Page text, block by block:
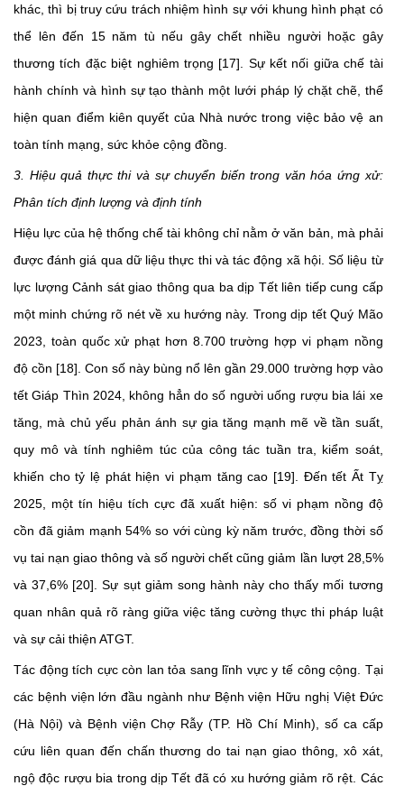
khác, thì bị truy cứu trách nhiệm hình sự với khung hình phạt có
thể lên đến 15 năm tù nếu gây chết nhiều người hoặc gây
thương tích đặc biệt nghiêm trọng [17]. Sự kết nối giữa chế tài
hành chính và hình sự tạo thành một lưới pháp lý chặt chẽ, thể
hiện quan điểm kiên quyết của Nhà nước trong việc bảo vệ an
toàn tính mạng, sức khỏe cộng đồng.
3. Hiệu quả thực thi và sự chuyển biến trong văn hóa ứng xử:
Phân tích định lượng và định tính
Hiệu lực của hệ thống chế tài không chỉ nằm ở văn bản, mà phải
được đánh giá qua dữ liệu thực thi và tác động xã hội. Số liệu từ
lực lượng Cảnh sát giao thông qua ba dịp Tết liên tiếp cung cấp
một minh chứng rõ nét về xu hướng này. Trong dịp tết Quý Mão
2023, toàn quốc xử phạt hơn 8.700 trường hợp vi phạm nồng
độ cồn [18]. Con số này bùng nổ lên gần 29.000 trường hợp vào
tết Giáp Thìn 2024, không hẳn do số người uống rượu bia lái xe
tăng, mà chủ yếu phản ánh sự gia tăng mạnh mẽ về tần suất,
quy mô và tính nghiêm túc của công tác tuần tra, kiểm soát,
khiến cho tỷ lệ phát hiện vi phạm tăng cao [19]. Đến tết Ất Tỵ
2025, một tín hiệu tích cực đã xuất hiện: số vi phạm nồng độ
cồn đã giảm mạnh 54% so với cùng kỳ năm trước, đồng thời số
vụ tai nạn giao thông và số người chết cũng giảm lần lượt 28,5%
và 37,6% [20]. Sự sụt giảm song hành này cho thấy mối tương
quan nhân quả rõ ràng giữa việc tăng cường thực thi pháp luật
và sự cải thiện ATGT.
Tác động tích cực còn lan tỏa sang lĩnh vực y tế công cộng. Tại
các bệnh viện lớn đầu ngành như Bệnh viện Hữu nghị Việt Đức
(Hà Nội) và Bệnh viện Chợ Rẫy (TP. Hồ Chí Minh), số ca cấp
cứu liên quan đến chấn thương do tai nạn giao thông, xô xát,
ngộ độc rượu bia trong dịp Tết đã có xu hướng giảm rõ rệt. Các